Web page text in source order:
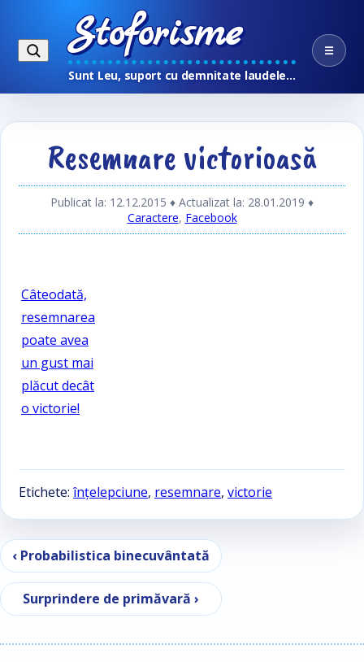
Stoforisme
Sunt Leu, suport cu demnitate laudele…
☰
Resemnare victorioasă
Publicat la: 12.12.2015 ♦ Actualizat la: 28.01.2019 ♦
Caractere, Facebook
Câteodată,
resemnarea
poate avea
un gust mai
plăcut decât
o victorie!
Etichete: înţelepciune, resemnare, victorie
Navigare în articole
‹ Probabilistica binecuvântată
Surprindere de primăvară ›